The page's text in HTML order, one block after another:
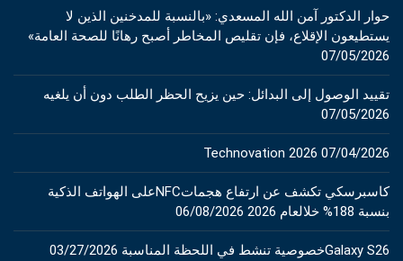
حوار الدكتور آمن الله المسعدي: «بالنسبة للمدخنين الذين لا
يستطيعون الإقلاع، فإن تقليص المخاطر أصبح رهانًا للصحة العامة»
07/05/2026
تقييد الوصول إلى البدائل: حين يزيح الحظر الطلب دون أن يلغيه
07/05/2026
Technovation 2026 07/04/2026
كاسبرسكي تكشف عن ارتفاع هجماتNFCعلى الهواتف الذكية
بنسبة 188% خلالعام 2026
06/08/2026
Galaxy S26خصوصية تنشط في اللحظة المناسبة 03/27/2026